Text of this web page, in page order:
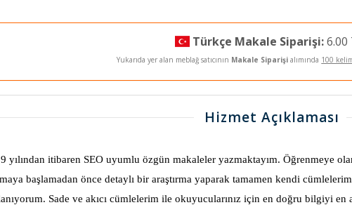
Türkçe Makale Siparişi:6.00
Yukarıda yer alan meblağ satıcının Makale Siparişi alımında 100
Hizmet Açıklaması
yılından itibaren SEO uyumlu özgün makaleler yazmaktayım. Öğrenmeye
başlamadan önce detaylı bir araştırma yaparak tamamen kendi
Sade ve akıcı cümlelerim ile okuyucularınız için en doğru bilgiyi en